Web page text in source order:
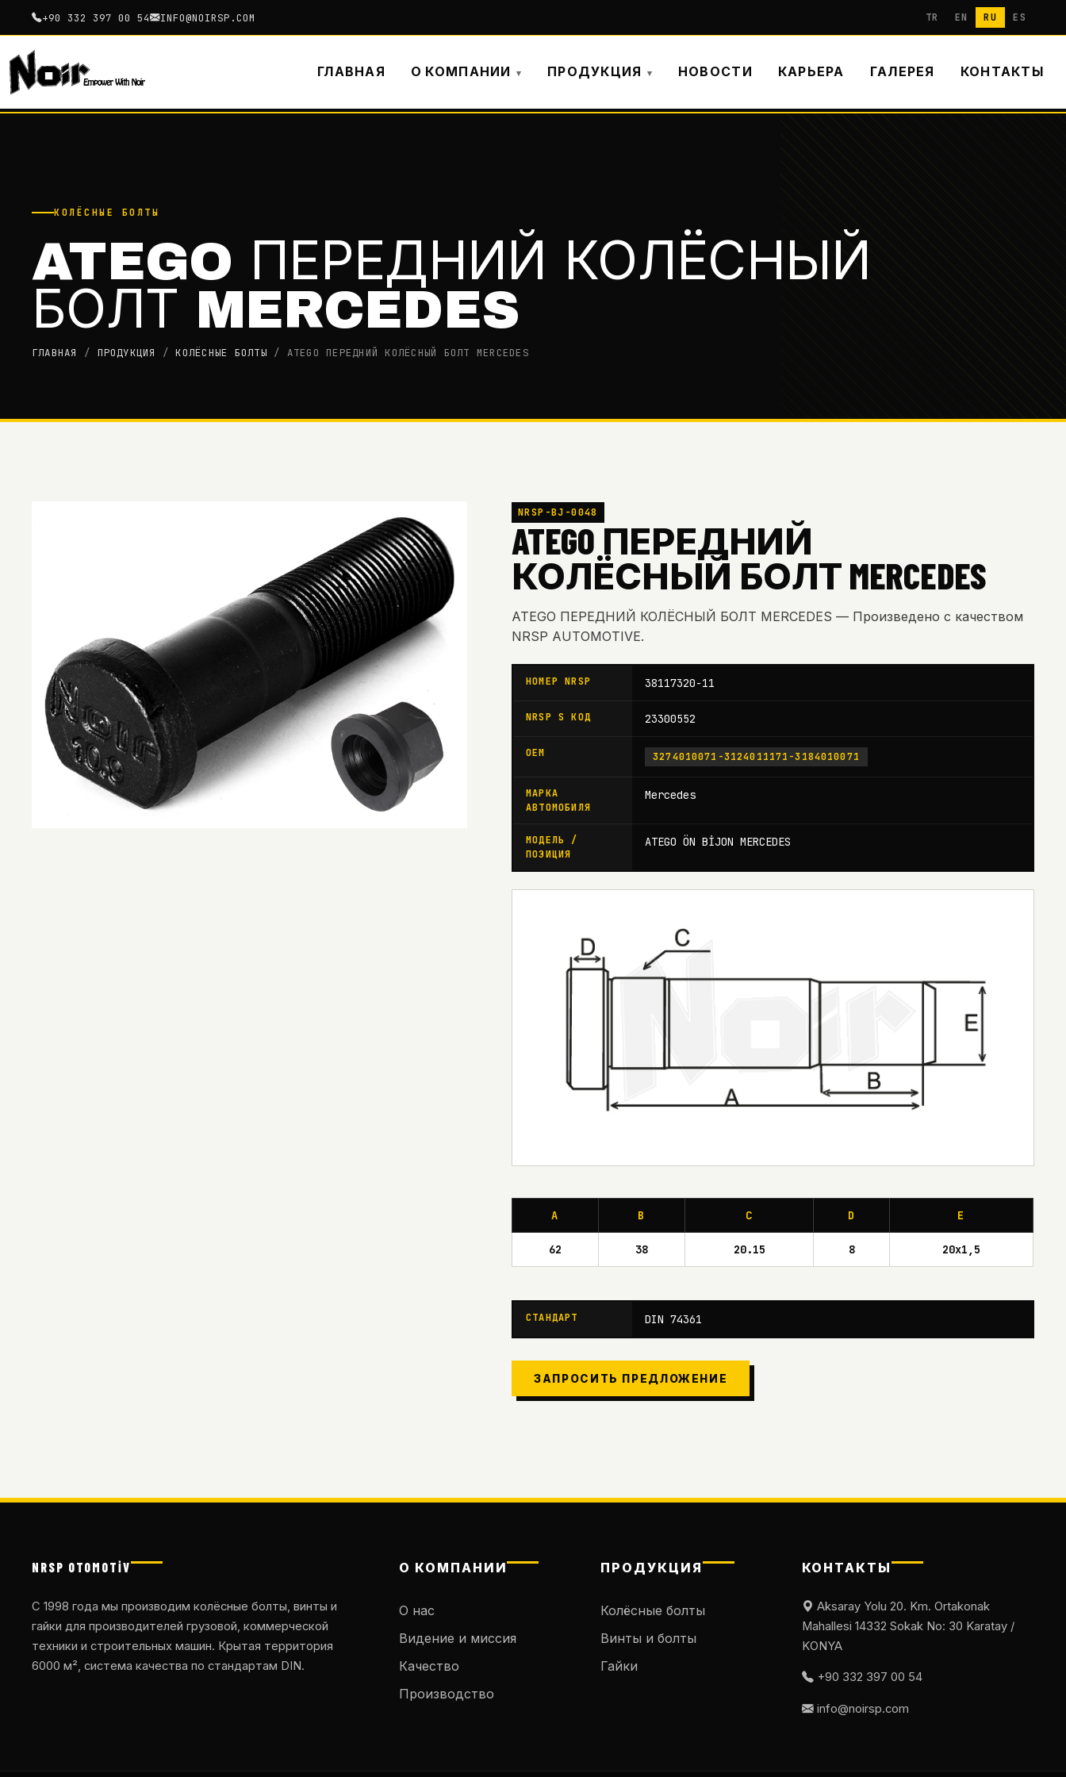
+90 332 397 00 54 INFO@NOIRSP.COM TR EN RU ES
ГЛАВНАЯ О КОМПАНИИ ПРОДУКЦИЯ НОВОСТИ КАРЬЕРА ГАЛЕРЕЯ КОНТАКТЫ
КОЛЁСНЫЕ БОЛТЫ
ATEGO ПЕРЕДНИЙ КОЛЁСНЫЙ
БОЛТ MERCEDES
ГЛАВНАЯ / ПРОДУКЦИЯ /КОЛЁСНЫЕ БОЛТЫ / ATEGO ПЕРЕДНИЙ КОЛЁСНЫЙ БОЛТ MERCEDES
NRSP-BJ-0048
ATEGO ПЕРЕДНИЙ
КОЛЁСНЫЙ БОЛТ MERCEDES
ATEGO ПЕРЕДНИЙ КОЛЁСНЫЙ БОЛТ MERCEDES — Произведено с качеством
NRSP AUTOMOTIVE.
НОМЕР NRSP 38117320-11
NRSP S КОД 23300552
OEM 3274010071-3124011171-3184010071
МАРКА
АВТОМОБИЛЯ
Mercedes
МОДЕЛЬ /
ПОЗИЦИЯ
ATEGO ÖN BİJON MERCEDES
A B C D E
62 38 20.15 8 20x1,5
СТАНДАРТ DIN 74361
ЗАПРОСИТЬ ПРЕДЛОЖЕНИЕ
NRSP OTOMOTİV
С 1998 года мы производим колёсные болты, винты и
гайки для производителей грузовой, коммерческой
техники и строительных машин. Крытая территория
6000 м², система качества по стандартам DIN.
О КОМПАНИИ
О нас
Видение и миссия
Качество
Производство
ПРОДУКЦИЯ
Колёсные болты
Винты и болты
Гайки
КОНТАКТЫ
Aksaray Yolu 20. Km. Ortakonak
Mahallesi 14332 Sokak No: 30 Karatay /
KONYA
+90 332 397 00 54
info@noirsp.com